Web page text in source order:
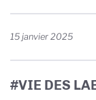
15 janvier 2025
#VIE DES